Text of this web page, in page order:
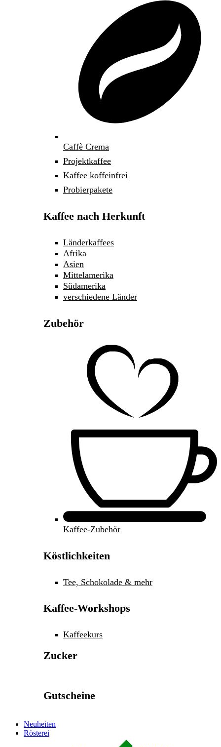
Caffè Crema
Projektkaffee
Kaffee koffeinfrei
Probierpakete
Kaffee nach Herkunft
Länderkaffees
Afrika
Asien
Mittelamerika
Südamerika
verschiedene Länder
Zubehör
Kaffee-Zubehör
Köstlichkeiten
Tee, Schokolade & mehr
Kaffee-Workshops
Kaffeekurs
Zucker
Gutscheine
Neuheiten
Rösterei